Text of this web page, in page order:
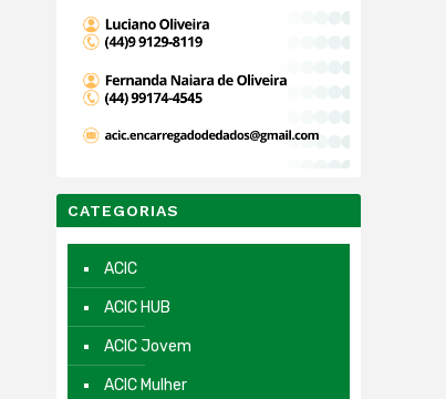
CATEGORIAS
ACIC
ACIC HUB
ACIC Jovem
ACIC Mulher